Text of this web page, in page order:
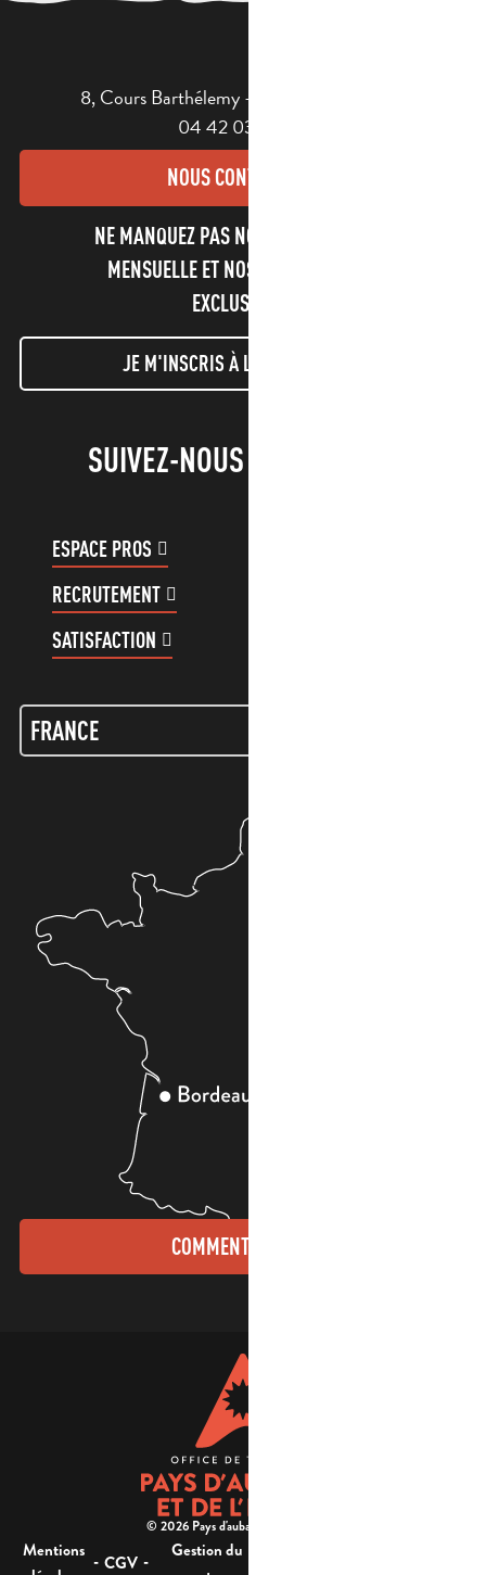
8, Cours Barthélemy - 13400 AUBAGNE
04 42 03 49 98
NOUS CONTACTER
NE MANQUEZ PAS NOTRE NEWSLETTER
MENSUELLE ET NOS INFORMATIONS
EXCLUSIVES !
JE M'INSCRIS À LA NEWSLETTER
SUIVEZ-NOUS !
ESPACE PROS
RECRUTEMENT
SATISFACTION
COMMENT VENIR ?
© 2026 Pays d'aubagne et de l'étoile -
Mentions - CGV -
Gestion du